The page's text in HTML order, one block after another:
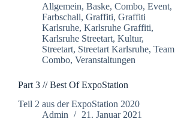
Allgemein, Baske, Combo, Event,
Farbschall, Graffiti, Graffiti
Karlsruhe, Karlsruhe Graffiti,
Karlsruhe Streetart, Kultur,
Streetart, Streetart Karlsruhe, Team
Combo, Veranstaltungen
Part 3 // Best Of ExpoStation
Teil 2 aus der ExpoStation 2020
Admin
21. Januar 2021